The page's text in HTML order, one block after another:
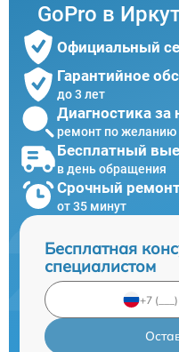
GoPro в
Официальный
Гарантийное
до 3 лет
Диагностика за
ремонт по желанию
Бесплатный
в день обращения
Срочный
от 35 минут
Бесплатная
специалистом